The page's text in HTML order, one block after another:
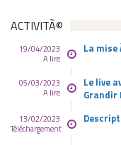
ACTIVITÃ©
19/04/2023
A lire
La mise
05/03/2023
A lire
Le live
Grandir
13/02/2023
Téléchargement